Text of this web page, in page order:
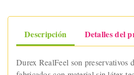
Descripción Detalles del
Durex RealFeel son preservativos